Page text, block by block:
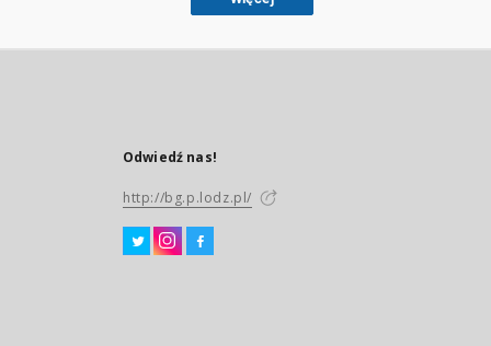
Odwiedź nas!
http://bg.p.lodz.pl/